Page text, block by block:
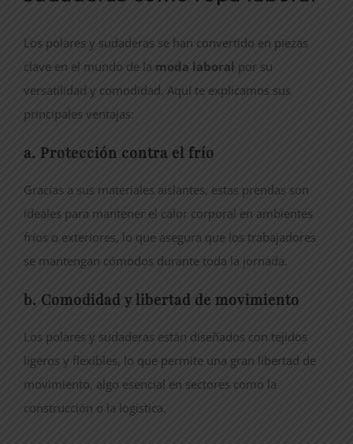
Los polares y sudaderas se han convertido en piezas
clave en el mundo de la moda laboral por su
versatilidad y comodidad. Aquí te explicamos sus
principales ventajas:
a. Protección contra el frío
Gracias a sus materiales aislantes, estas prendas son
ideales para mantener el calor corporal en ambientes
fríos o exteriores, lo que asegura que los trabajadores
se mantengan cómodos durante toda la jornada.
b. Comodidad y libertad de movimiento
Los polares y sudaderas están diseñados con tejidos
ligeros y flexibles, lo que permite una gran libertad de
movimiento, algo esencial en sectores como la
construcción o la logística.